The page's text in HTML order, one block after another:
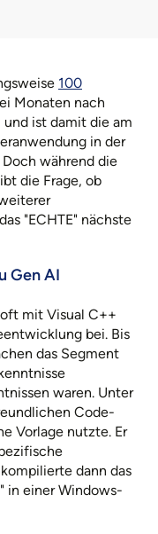
100
Monaten nach
ist damit die am
in der
während die
die Frage, ob
"ECHTE" nächste
Gen AI
mit Visual C++
bei. Bis
das Segment
waren. Unter
Code-
Vorlage nutzte. Er
dann das
in einer Windows-